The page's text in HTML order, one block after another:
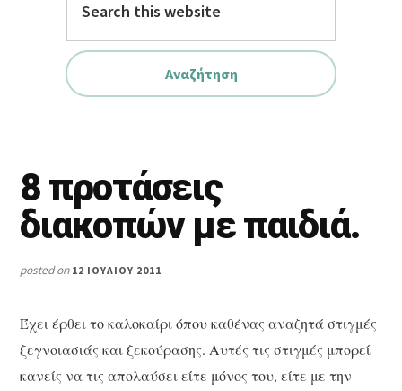
website
8 προτάσεις
διακοπών με παιδιά.
posted on 12 ΙΟΥΛΊΟΥ 2011
Έχει έρθει το καλοκαίρι όπου καθένας αναζητά στιγμές
ξεγνοιασιάς και ξεκούρασης. Αυτές τις στιγμές μπορεί
κανείς να τις απολαύσει είτε μόνος του, είτε με την